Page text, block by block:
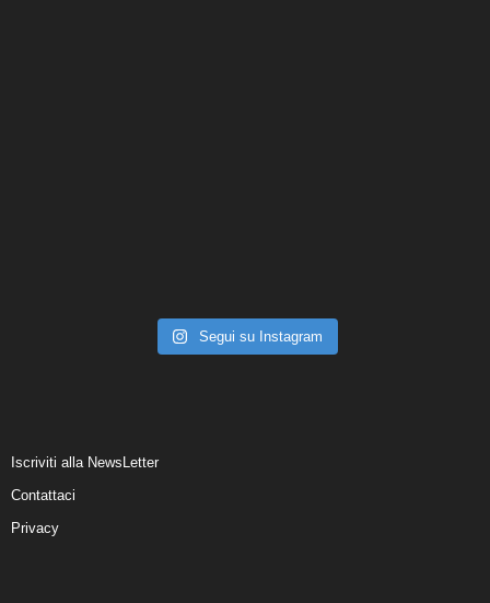
Segui su Instagram
Iscriviti alla NewsLetter
Contattaci
Privacy